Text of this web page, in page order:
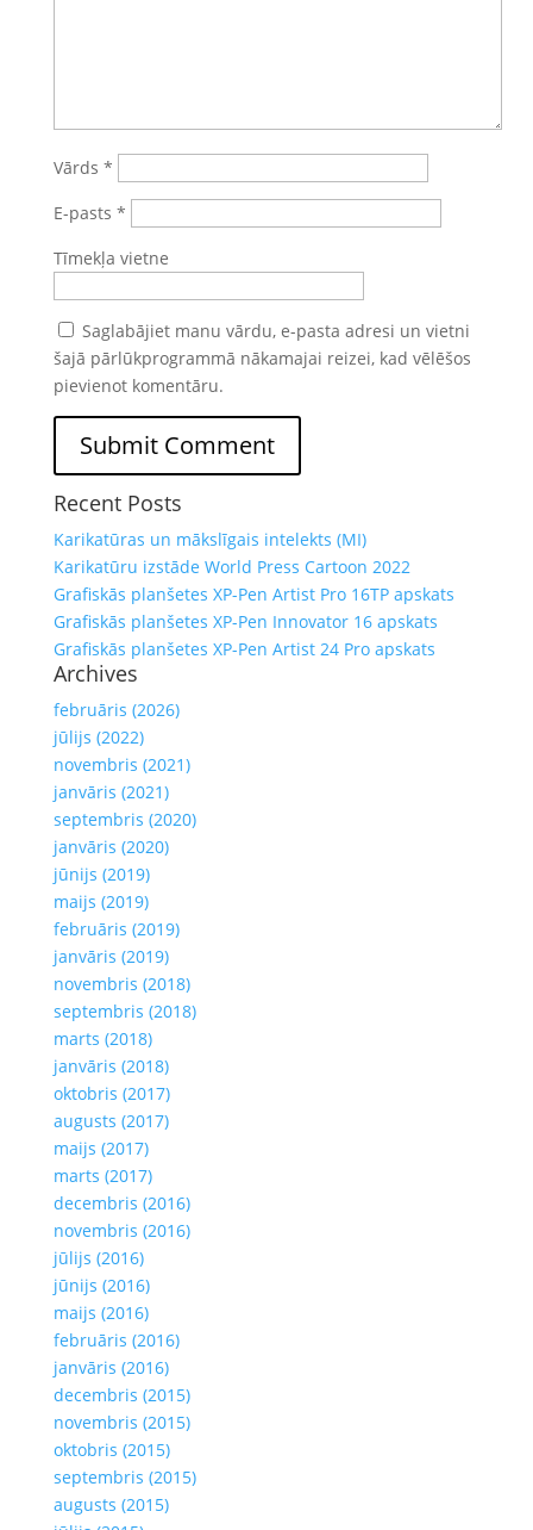
Vārds *
E-pasts *
Tīmekļa vietne
Saglabājiet manu vārdu, e-pasta adresi un vietni
šajā pārlūkprogrammā nākamajai reizei, kad vēlēšos
pievienot komentāru.
Recent Posts
Karikatūras un mākslīgais intelekts (MI)
Karikatūru izstāde World Press Cartoon 2022
Grafiskās planšetes XP-Pen Artist Pro 16TP apskats
Grafiskās planšetes XP-Pen Innovator 16 apskats
Grafiskās planšetes XP-Pen Artist 24 Pro apskats
Archives
februāris (2026)
jūlijs (2022)
novembris (2021)
janvāris (2021)
septembris (2020)
janvāris (2020)
jūnijs (2019)
maijs (2019)
februāris (2019)
janvāris (2019)
novembris (2018)
septembris (2018)
marts (2018)
janvāris (2018)
oktobris (2017)
augusts (2017)
maijs (2017)
marts (2017)
decembris (2016)
novembris (2016)
jūlijs (2016)
jūnijs (2016)
maijs (2016)
februāris (2016)
janvāris (2016)
decembris (2015)
novembris (2015)
oktobris (2015)
septembris (2015)
augusts (2015)